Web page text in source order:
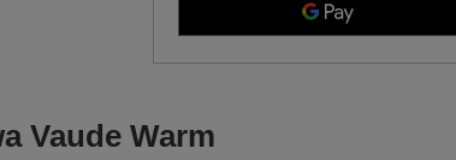
Vaude Warm